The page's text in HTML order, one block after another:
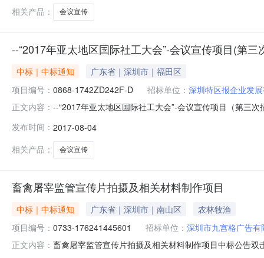
相关产品：
会议宣传
--“2017年亚太地区国际社工大会”-会议宣传项目(第三
中标｜中标通知
广东省｜深圳市｜福田区
项目编号： 0868-1742ZD242F-D 招标单位： 深圳特区报企业发
正文内容： --“2017年亚太地区国际社工大会”-会议宣传项目（第三
李少军、王欣、陈红、梁光辉、林江总中标金额￥91.9
发布时间： 2017-08-04
相关产品：
会议宣传
畜禽屠宰监管宣传片拍摄及相关材料制作项目
中标｜中标通知 广东省｜深圳市｜南山区
农林牧渔
项目编号： 0733-176241445601 招标单位： 深圳市九宫格广告有
正文内容： 畜禽屠宰监管宣传片拍摄及相关材料制作项目中标公告